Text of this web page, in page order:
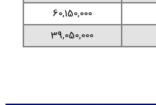
60,150,000
39,050,000